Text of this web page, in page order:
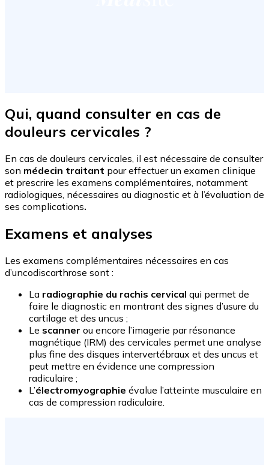
Qui, quand consulter en cas de
douleurs cervicales ?
En cas de douleurs cervicales, il est nécessaire de consulter
son médecin traitant pour effectuer un examen clinique
et prescrire les examens complémentaires, notamment
radiologiques, nécessaires au diagnostic et à l’évaluation de
ses complications.
Examens et analyses
Les examens complémentaires nécessaires en cas
d’uncodiscarthrose sont :
La radiographie du rachis cervical qui permet de
faire le diagnostic en montrant des signes d’usure du
cartilage et des uncus ;
Le scanner ou encore l’imagerie par résonance
magnétique (IRM) des cervicales permet une analyse
plus fine des disques intervertébraux et des uncus et
peut mettre en évidence une compression
radiculaire ;
L’électromyographie évalue l’atteinte musculaire en
cas de compression radiculaire.